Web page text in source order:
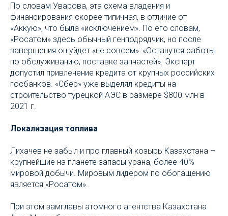
По словам Уварова, эта схема владения и
финансирования скорее типичная, в отличие от
«Аккую», что была «исключением». По его словам,
«Росатом» здесь обычный генподрядчик, но после
завершения он уйдет «не совсем»: «Останутся работы
по обслуживанию, поставке запчастей». Эксперт
допустил привлечение кредита от крупных российских
госбанков. «Сбер» уже выделял кредиты на
строительство турецкой АЭС в размере $800 млн в
2021 г.
Локализация топлива
Лихачев не забыл и про главный козырь Казахстана –
крупнейшие на планете запасы урана, более 40%
мировой добычи. Мировым лидером по обогащению
является «Росатом».
При этом замглавы атомного агентства Казахстана